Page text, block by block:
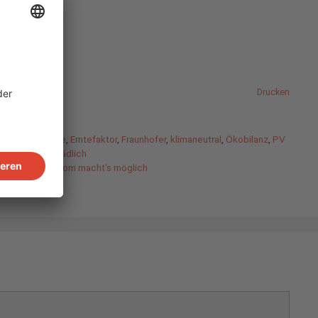
Drucken
Energiewende Erntefaktor, Fraunhofer, klimaneutral Ökobilanz PV
,umweltschädlich
PV-Mieterstrom macht’s möglich